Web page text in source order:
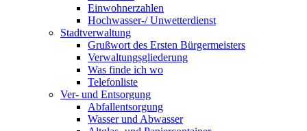
Einwohnerzahlen
Hochwasser-/ Unwetterdienst
Stadtverwaltung
Grußwort des Ersten Bürgermeisters
Verwaltungsgliederung
Was finde ich wo
Telefonliste
Ver- und Entsorgung
Abfallentsorgung
Wasser und Abwasser